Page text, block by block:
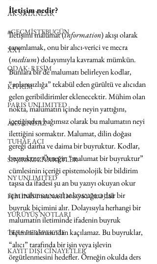
AK-SAYANLAR
#GEÇMİŞTEBUGÜN
XXY
ODAK: RESİM
KIVRIM
PARIS UNLIMITED
AKS-ENDAZ
TUHAF AÇI
SINIRSIZ ZİYARETLER
NY UNLIMITED
FEMİNİST SANATIN SOSYOLOJİSİ
YÜRÜYÜŞ NOTLARI
TERS PERSPEKTİF
KAYIT DIŞI CİNAYETLER
İletişim nedir?
İletişimi malumat (information) akışı olarak
tanımlamak, onu bir alıcı-verici ve mecra
(medium) dolayımıyla kavramak mümkün.
Bunlara bir de malumatı belirleyen kodlar,
“anlamsızlığa” tekabül eden gürültü ve alıcıdan
gelen geribildirimler eklenecektir. Mühim olan
nokta, malumatın içinde neyin yattığını,
içeriğinden bağımsız olarak bu malumatın neyi
ilettiğini sormaktır. Malumat, dilin doğası
gereği daima ve daima bir buyruktur. Kodlar,
buyruktur. Örneğin “malumat bir buyruktur”
cümlesinin içeriği epistemolojik bir bildirim
taşısa da ifadesi şu an bu yazıyı okuyan okur
için malumatı nasıl anlayacağına dair bir
buyruk biçimini alır. Dolayısıyla herhangi bir
malumatın iletiminde ifadenin buyruk
biçimini almasından kaçılamaz. Bu buyruklar,
“alıcı” tarafında bir işin veya işlevin
örgütlenmesini hedefler. Örneğin okulda ders